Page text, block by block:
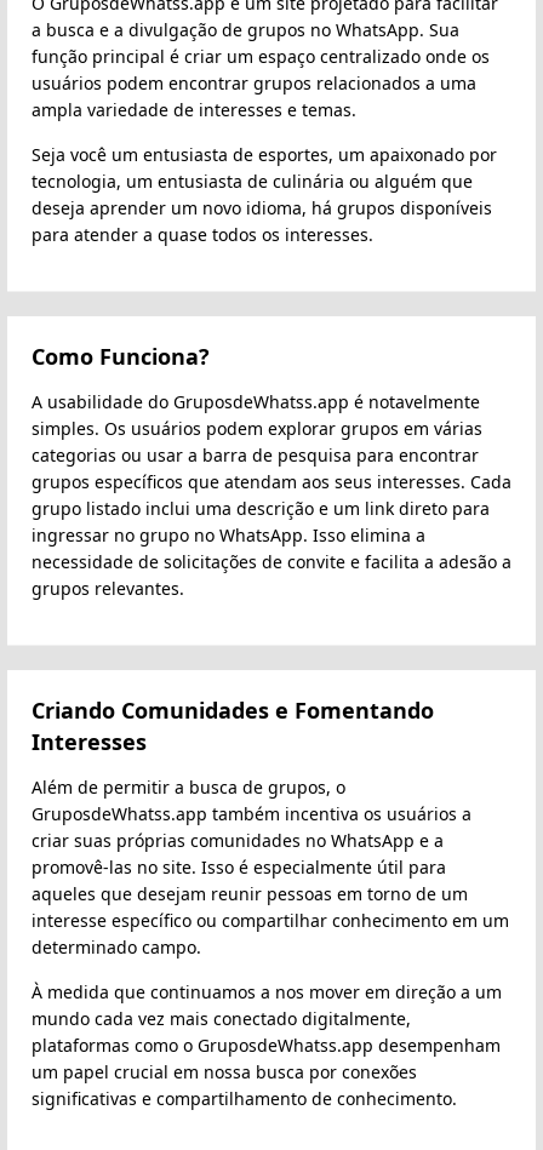
a busca e a divulgação de grupos no WhatsApp. Sua
função principal é criar um espaço centralizado onde os
usuários podem encontrar grupos relacionados a uma
ampla variedade de interesses e temas.
Seja você um entusiasta de esportes, um apaixonado por
tecnologia, um entusiasta de culinária ou alguém que
deseja aprender um novo idioma, há grupos disponíveis
para atender a quase todos os interesses.
Como Funciona?
A usabilidade do GruposdeWhatss.app é notavelmente
simples. Os usuários podem explorar grupos em várias
categorias ou usar a barra de pesquisa para encontrar
grupos específicos que atendam aos seus interesses. Cada
grupo listado inclui uma descrição e um link direto para
ingressar no grupo no WhatsApp. Isso elimina a
necessidade de solicitações de convite e facilita a adesão a
grupos relevantes.
Criando Comunidades e Fomentando
Interesses
Além de permitir a busca de grupos, o
GruposdeWhatss.app também incentiva os usuários a
criar suas próprias comunidades no WhatsApp e a
promovê-las no site. Isso é especialmente útil para
aqueles que desejam reunir pessoas em torno de um
interesse específico ou compartilhar conhecimento em um
determinado campo.
À medida que continuamos a nos mover em direção a um
mundo cada vez mais conectado digitalmente,
plataformas como o GruposdeWhatss.app desempenham
um papel crucial em nossa busca por conexões
significativas e compartilhamento de conhecimento.